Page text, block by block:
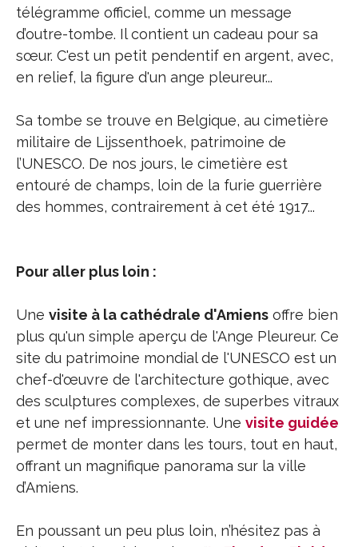
télégramme officiel, comme un message
d’outre-tombe. Il contient un cadeau pour sa
sœur. C'est un petit pendentif en argent, avec,
en relief, la figure d'un ange pleureur...
Sa tombe se trouve en Belgique, au cimetière
militaire de Lijssenthoek, patrimoine de
l’UNESCO. De nos jours, le cimetière est
entouré de champs, loin de la furie guerrière
des hommes, contrairement à cet été 1917...
Pour aller plus loin :
Une visite à la cathédrale d'Amiens offre bien
plus qu'un simple aperçu de l'Ange Pleureur. Ce
site du patrimoine mondial de l'UNESCO est un
chef-d'œuvre de l'architecture gothique, avec
des sculptures complexes, de superbes vitraux
et une nef impressionnante. Une visite guidée
permet de monter dans les tours, tout en haut,
offrant un magnifique panorama sur la ville
d’Amiens.
En poussant un peu plus loin, n’hésitez pas à